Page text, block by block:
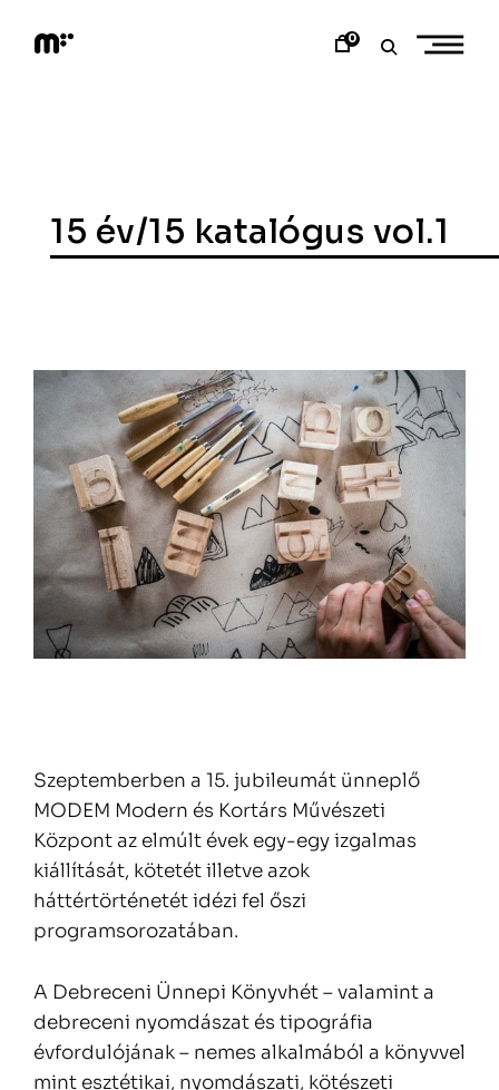
content
0
15 év/15 katalógus vol.1
Szeptemberben a 15. jubileumát ünneplő
MODEM Modern és Kortárs Művészeti
Központ az elmúlt évek egy-egy izgalmas
kiállítását, kötetét illetve azok
háttértörténetét idézi fel őszi
programsorozatában.
A Debreceni Ünnepi Könyvhét – valamint a
debreceni nyomdászat és tipográfia
évfordulójának – nemes alkalmából a könyvvel
mint esztétikai, nyomdászati, kötészeti